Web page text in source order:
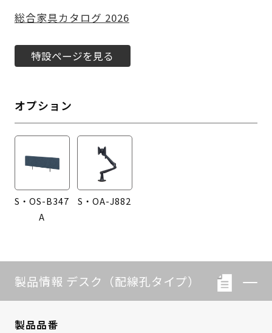
総合家具カタログ 2026
特設ページを見る
オプション
S・OS-B347
A
S・OA-J882
製品情報 デスク（配線孔タイプ）
製品品番